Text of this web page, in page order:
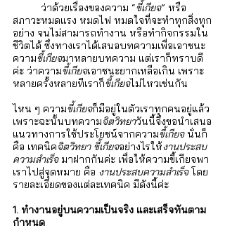
	ว่าด้วยเรื่องของความ “
ขี้เกียจ” หรือ
สภาวะหมดแรง หมดไฟ หมดใจที่จะทำทุกสิ่งทุก
อย่าง จนไม่สามารถทำงาน หรือทำกิจกรรมใน
ชีวิตได้ ซึ่งทางเราได้เสนอบทความเพื่อเอาชนะ
ความขี้เกียจมาหลายบทความ แต่เราก็ทราบดี
ค่ะ ว่าความขี้เกียจเอาชนะยากเหลือเกิน เพราะ
หลายครั้งหลายทีเราก็ขี้เกียจไม่ไหวเช่นกัน
ไหน ๆ ความขี้เกียจก็มีอยู่ในตัวเราทุกคนอยู่แล้ว
เพราะฉะนั้นบทความจิตวิทยาวันนี้จึงขอนำเสนอ
แนวทางการใช้ประโยชน์จากความขี้เกียจ นั่นก็
คือ เทคนิคจิตวิทยา ขี้เกียจอย่างไรให้งานประสบ
ความสำเร็จ มาฝากกันค่ะ เพื่อให้ความขี้เกียจพา
เราไปสู่จุดหมาย คือ งานประสบความสำเร็จ โดย
รายละเอียดของแต่ละเทคนิค มีดังนี้ค่ะ
1. ทำงานอยู่บนความเป็นจริง และเสร็จทันตาม
กำหนด